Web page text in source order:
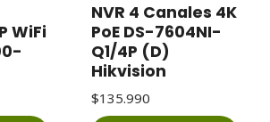
WiFi
NVR 4 Canales 4K
PoE DS-7604NI-
Q1/4P (D)
Hikvision
$135.990